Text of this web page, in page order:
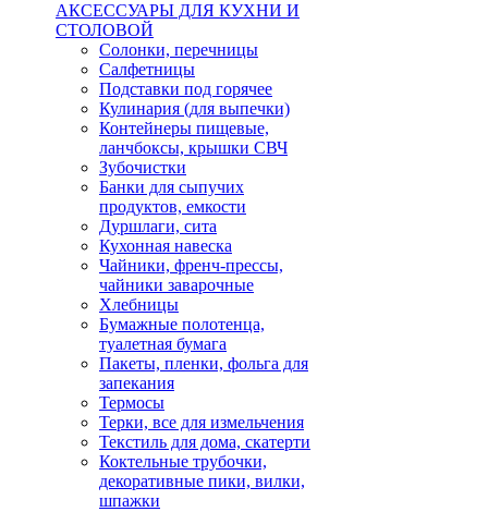
АКСЕССУАРЫ ДЛЯ КУХНИ И
СТОЛОВОЙ
Солонки, перечницы
Салфетницы
Подставки под горячее
Кулинария (для выпечки)
Контейнеры пищевые,
ланчбоксы, крышки СВЧ
Зубочистки
Банки для сыпучих
продуктов, емкости
Дуршлаги, сита
Кухонная навеска
Чайники, френч-прессы,
чайники заварочные
Хлебницы
Бумажные полотенца,
туалетная бумага
Пакеты, пленки, фольга для
запекания
Термосы
Терки, все для измельчения
Текстиль для дома, скатерти
Коктельные трубочки,
декоративные пики, вилки,
шпажки